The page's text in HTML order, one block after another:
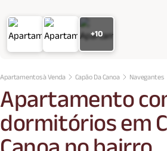
+10
Apartamentos à Venda Capão Da Canoa Navegantes
Apartamento
dormitórios em